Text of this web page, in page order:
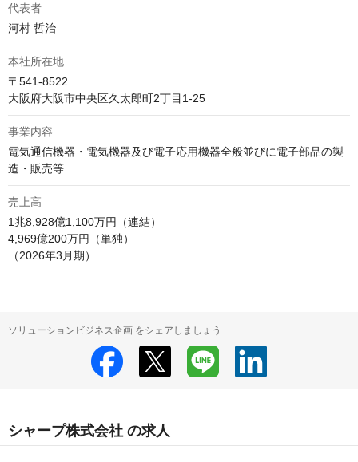
代表者
河村 哲治
本社所在地
〒541-8522
大阪府大阪市中央区久太郎町2丁目1-25
事業内容
電気通信機器・電気機器及び電子応用機器全般並びに電子部品の製
造・販売等
売上高
1兆8,928億1,100万円（連結）
4,969億200万円（単独）
（2026年3月期）
ソリューションビジネス企画 をシェアしましょう
シャープ株式会社 の求人